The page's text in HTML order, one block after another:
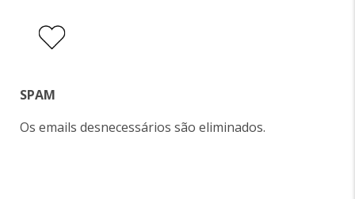
SPAM
Os emails desnecessários são eliminados.